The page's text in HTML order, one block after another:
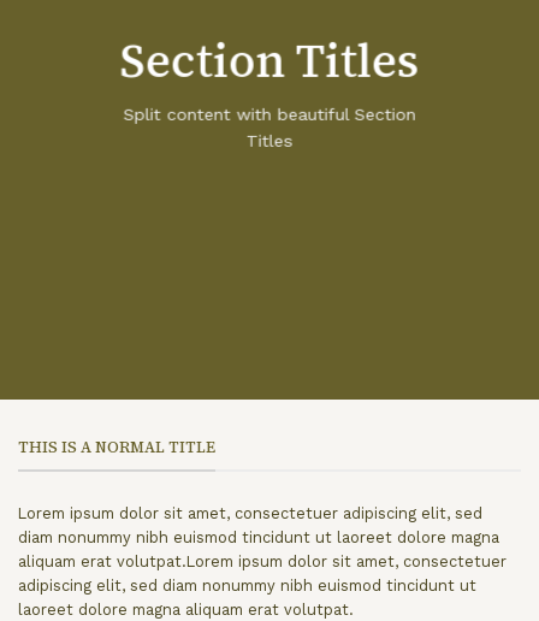
Section Titles
Split content with beautiful Section
Titles
THIS IS A NORMAL TITLE
Lorem ipsum dolor sit amet, consectetuer adipiscing elit, sed
diam nonummy nibh euismod tincidunt ut laoreet dolore magna
aliquam erat volutpat.Lorem ipsum dolor sit amet, consectetuer
adipiscing elit, sed diam nonummy nibh euismod tincidunt ut
laoreet dolore magna aliquam erat volutpat.